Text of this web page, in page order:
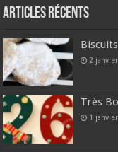
Articles récents
2
Très
1